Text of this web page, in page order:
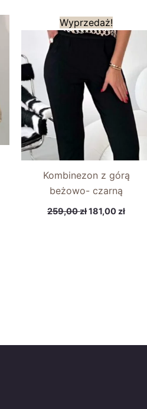
Wyprzedaż!
Kombinezon z górą
beżowo- czarną
259,00zł
Pierwotna
cena
wynosiła:
259,00 zł.
181,00 zł
cena